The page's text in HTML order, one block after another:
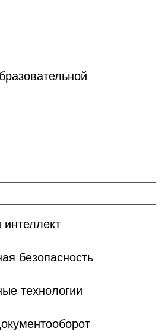
интеллект
безопасность
технологии